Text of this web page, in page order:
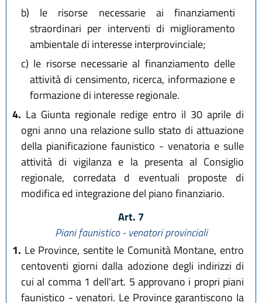
b) le risorse necessarie ai finanziamenti
straordinari per interventi di miglioramento
ambientale di interesse interprovinciale;
c) le risorse necessarie al finanziamento delle
attività di censimento, ricerca, informazione e
formazione di interesse regionale.
4. La Giunta regionale redige entro il 30 aprile di
ogni anno una relazione sullo stato di attuazione
della pianificazione faunistico - venatoria e sulle
attività di vigilanza e la presenta al Consiglio
regionale, corredata d eventuali proposte di
modifica ed integrazione del piano finanziario.
Art. 7
Piani faunistico - venatori provinciali
1. Le Province, sentite le Comunità Montane, entro
centoventi giorni dalla adozione degli indirizzi di
cui al comma 1 dell'art. 5 approvano i propri piani
faunistico - venatori. Le Province garantiscono la